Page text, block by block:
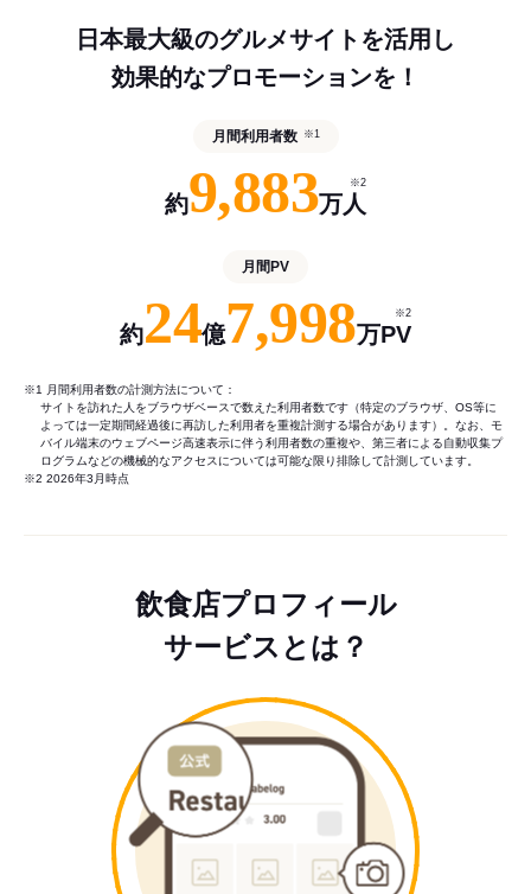
日本最大級のグルメサイトを活用し
効果的なプロモーションを！
月間利用者数 ※1
約9,883万人
※2
月間PV
約24億7,998万PV
※2
※1 月間利用者数の計測方法について：
サイトを訪れた人をブラウザベースで数えた利用者数です（特定のブラウザ、OS等に
よっては一定期間経過後に再訪した利用者を重複計測する場合があります）。なお、モ
バイル端末のウェブページ高速表示に伴う利用者数の重複や、第三者による自動収集プ
ログラムなどの機械的なアクセスについては可能な限り排除して計測しています。
※2 2026年3月時点
飲食店プロフィール
サービスとは？